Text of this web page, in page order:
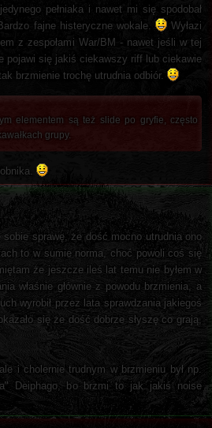
pełniaka i nawet mi się spodobał
fajne histeryczne wokale.
Wyłazi
z zespołami War/BM - nawet jeśli w tej
pojawi się jakiś ciekawszy riff lub ciekawie
brzmienie trochę utrudnia odbiór.
elementem są też slide po gryfie, często
grupy.
sprawę, że dość mocno utrudnia ono
to w sumie norma, choć powoli coś się
że jeszcze ileś lat temu nie byłem w
właśnie głównie z powodu brzmienia, a
wyrobił przez lata sprawdzania jakiegoś
się że dość dobrze słyszę co grają,
i cholernie trudnym w brzmieniu był np.
Deiphago, bo brzmi to jak jakiś noise